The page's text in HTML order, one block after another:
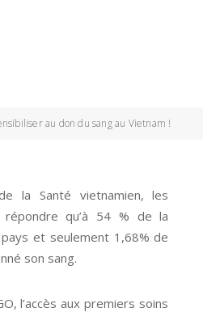
au don du sang au Vietnam !
la Santé vietnamien, les
répondre qu’à 54 % de la
et seulement 1,68% de
son sang.
l’accès aux premiers soins